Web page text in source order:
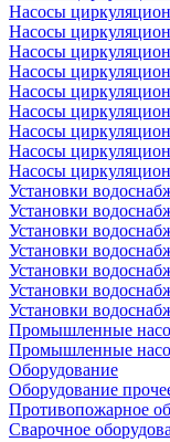
Насосы
Насосы
Насосы
Насосы
Насосы
Насосы
Насосы
Насосы
Насосы
Установки
Установки
Установки
Установки
Установки
Установки
Установки
Промышленные
Промышленные
Оборудование
Оборудование
Противопожарное
Сварочное